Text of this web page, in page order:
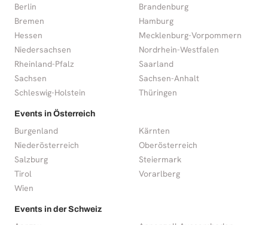
Berlin
Brandenburg
Bremen
Hamburg
Hessen
Mecklenburg-Vorpommern
Niedersachsen
Nordrhein-Westfalen
Rheinland-Pfalz
Saarland
Sachsen
Sachsen-Anhalt
Schleswig-Holstein
Thüringen
Events in Österreich
Burgenland
Kärnten
Niederösterreich
Oberösterreich
Salzburg
Steiermark
Tirol
Vorarlberg
Wien
Events in der Schweiz